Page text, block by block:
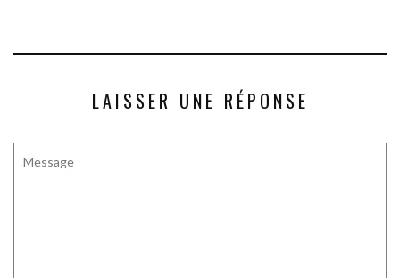
LAISSER UNE RÉPONSE